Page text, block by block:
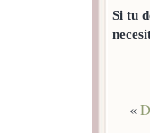
Si tu
«